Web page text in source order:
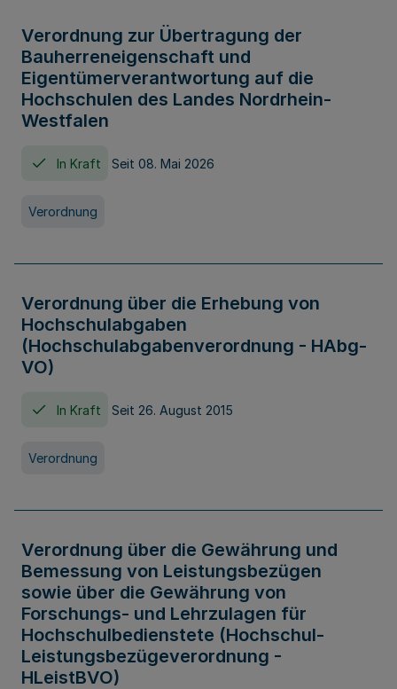
Verordnung zur Übertragung der
Bauherreneigenschaft und
Eigentümerverantwortung auf die
Hochschulen des Landes Nordrhein-
Westfalen
In Kraft Seit 08. Mai 2026
Verordnung
Verordnung über die Erhebung von
Hochschulabgaben
(Hochschulabgabenverordnung - HAbg-
VO)
In Kraft Seit 26. August 2015
Verordnung
Verordnung über die Gewährung und
Bemessung von Leistungsbezügen
sowie über die Gewährung von
Forschungs- und Lehrzulagen für
Hochschulbedienstete (Hochschul-
Leistungsbezügeverordnung -
HLeistBVO)